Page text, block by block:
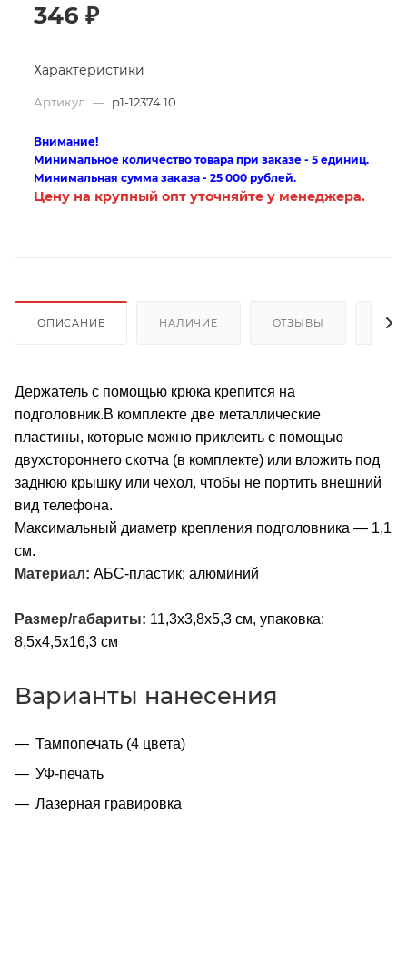
346 ₽
Характеристики
Артикул — p1-12374.10
Внимание!
Минимальное количество товара при заказе - 5 единиц.
Минимальная сумма заказа - 25 000 рублей.
Цену на крупный опт уточняйте у менеджера.
ОПИСАНИЕ НАЛИЧИЕ ОТЗЫВЫ
Держатель с помощью крюка крепится на
подголовник.В комплекте две металлические
пластины, которые можно приклеить с помощью
двухстороннего скотча (в комплекте) или вложить под
заднюю крышку или чехол, чтобы не портить внешний
вид телефона.
Максимальный диаметр крепления подголовника — 1,1
см.
Материал: АБС-пластик; алюминий
Размер/габариты: 11,3х3,8х5,3 см, упаковка:
8,5х4,5х16,3 см
Варианты нанесения
Тампопечать (4 цвета)
УФ-печать
Лазерная гравировка